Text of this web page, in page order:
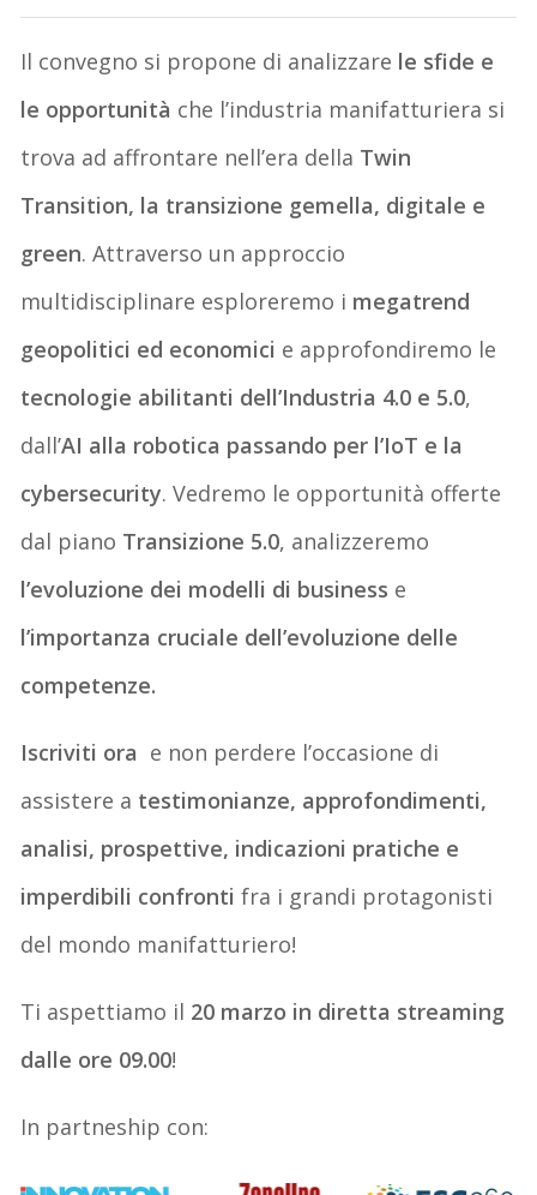
Il convegno si propone di analizzare le sfide e
le opportunità che l’industria manifatturiera si
trova ad affrontare nell’era della Twin
Transition, la transizione gemella, digitale e
green. Attraverso un approccio
multidisciplinare esploreremo i megatrend
geopolitici ed economici e approfondiremo le
tecnologie abilitanti dell’Industria 4.0 e 5.0,
dall’AI alla robotica passando per l’IoT e la
cybersecurity. Vedremo le opportunità offerte
dal piano Transizione 5.0, analizzeremo
l’evoluzione dei modelli di business e
l’importanza cruciale dell’evoluzione delle
competenze.
Iscriviti ora e non perdere l’occasione di
assistere a testimonianze, approfondimenti,
analisi, prospettive, indicazioni pratiche e
imperdibili confronti fra i grandi protagonisti
del mondo manifatturiero!
Ti aspettiamo il 20 marzo in diretta streaming
dalle ore 09.00!
In partneship con: